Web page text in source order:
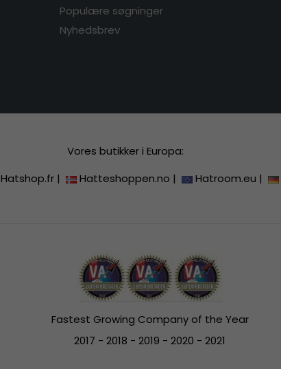
Populære søgninger
Nyhedsbrev
Vores butikker i Europa:
Hatshop.fr | Hatteshoppen.no | Hatroom.eu |
Fastest Growing Company of the Year
2017 - 2018 - 2019 - 2020 - 2021